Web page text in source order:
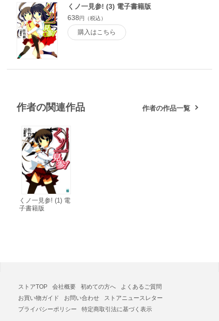
くノ一見参! (3) 電子書籍版
638円（税込）
購入はこちら
作者の関連作品 作者の作品一覧
くノ一見参! (1) 電
子書籍版
ストアTOP 会社概要 初めての方へ
よくあるご質問
お買い物ガイド
お問い合わせ
ストアニュースレター
プライバシーポリシー
特定商取引法に基づく表示